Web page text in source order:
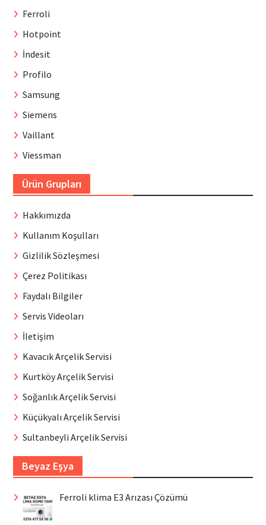
Ferroli
Hotpoint
İndesit
Profilo
Samsung
Siemens
Vaillant
Viessman
Ürün Grupları
Hakkımızda
Kullanım Koşulları
Gizlilik Sözleşmesi
Çerez Politikası
Faydalı Bilgiler
Servis Videoları
İletişim
Kavacık Arçelik Servisi
Kurtköy Arçelik Servisi
Soğanlık Arçelik Servisi
Küçükyalı Arçelik Servisi
Sultanbeyli Arçelik Servisi
Beyaz Eşya
Ferroli klima E3 Arızası Çözümü